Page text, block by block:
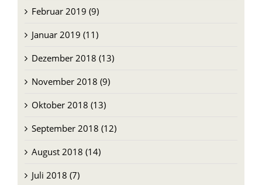
Februar 2019 (9)
Januar 2019 (11)
Dezember 2018 (13)
November 2018 (9)
Oktober 2018 (13)
September 2018 (12)
August 2018 (14)
Juli 2018 (7)